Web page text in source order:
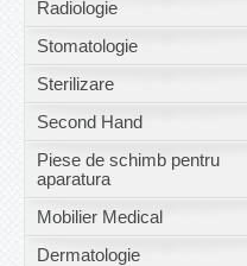
Radiologie
Stomatologie
Sterilizare
Second Hand
Piese de schimb pentru
aparatura
Mobilier Medical
Dermatologie